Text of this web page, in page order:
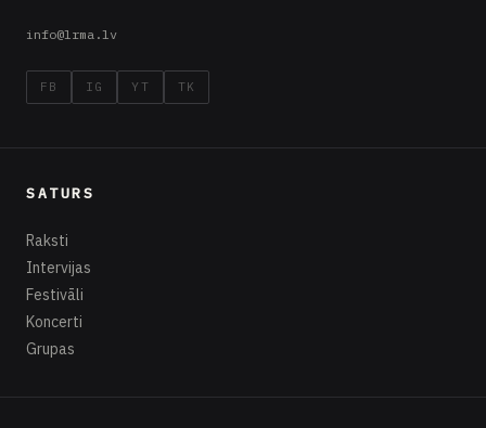
info@lrma.lv
FB IG YT TK
SATURS
Raksti
Intervijas
Festivāli
Koncerti
Grupas